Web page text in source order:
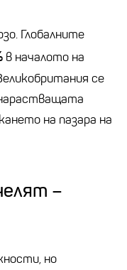
Глобалните
в началото на
се
на пазара на
–
но